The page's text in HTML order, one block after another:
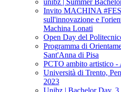
unibz | Summer
Invito MACHINA
sull'innovazione e
Machina Lonati
Open Day del
Programma di
Sant'Anna di Pisa
PCTO ambito artistico -
Università di Trento,
2023